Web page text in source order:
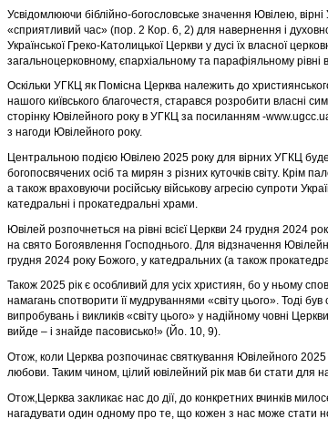
Усвідомлюючи біблійно-богословське значення Ювілею,
«сприятливий час» (пор. 2 Кор. 6, 2) для навернення і
Української Греко-Католицької Церкви у дусі їх власної
загальноцерковному, єпархіальному та парафіяльному
Оскільки УГКЦ як Помісна Церква належить до
нашого київського благочестя, старався розробити власні
сторінку Ювілейного року в УГКЦ за посиланням -
з нагоди Ювілейного року.
Центральною подією Ювілею 2025 року для вірних УГКЦ
богопосвячених осіб та мирян з різних куточків світу. Крім
а також враховуючи російську військову агресію супроти
катедральні і прокатедральні храми.
Ювілей розпочнеться на рівні всієї Церкви 24 грудня 2024
на свято Богоявлення Господнього. Для відзначення
грудня 2024 року Божого, у катедральних (а також
Також 2025 рік є особливий для усіх християн, бо у ньому
намагань спотворити її мудруваннями «світу цього». Тоді
випробувань і викликів «світу цього» у надійному човні
вийде – і знайде пасовисько!» (Йо. 10, 9).
Отож, коли Церква розпочинає святкування Ювілейного
любови. Таким чином, цілий ювілейний рік мав би стати для
Отож,Церква закликає нас до дії, до конкретних вчинків
нагадувати один одному про те, що кожен з нас може стати